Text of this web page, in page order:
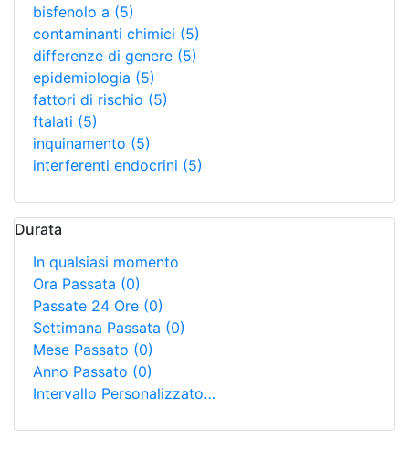
bisfenolo a (5)
contaminanti chimici (5)
differenze di genere (5)
epidemiologia (5)
fattori di rischio (5)
ftalati (5)
inquinamento (5)
interferenti endocrini (5)
Durata
In qualsiasi momento
Ora Passata (0)
Passate 24 Ore (0)
Settimana Passata (0)
Mese Passato (0)
Anno Passato (0)
Intervallo Personalizzato…